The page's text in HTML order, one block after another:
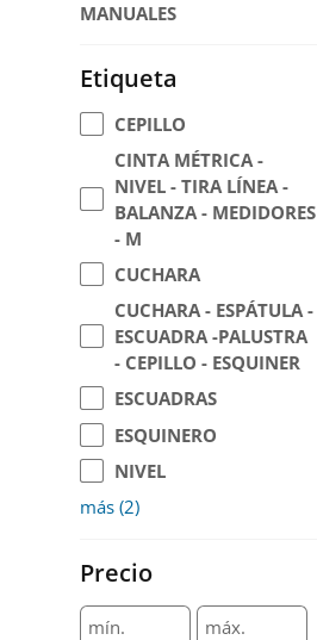
MANUALES
Etiqueta
CEPILLO
CINTA MÉTRICA -
NIVEL - TIRA LÍNEA -
BALANZA - MEDIDORES
- M
CUCHARA
CUCHARA - ESPÁTULA -
ESCUADRA -PALUSTRA
- CEPILLO - ESQUINER
ESCUADRAS
ESQUINERO
NIVEL
más (2)
Precio
mín. máx.